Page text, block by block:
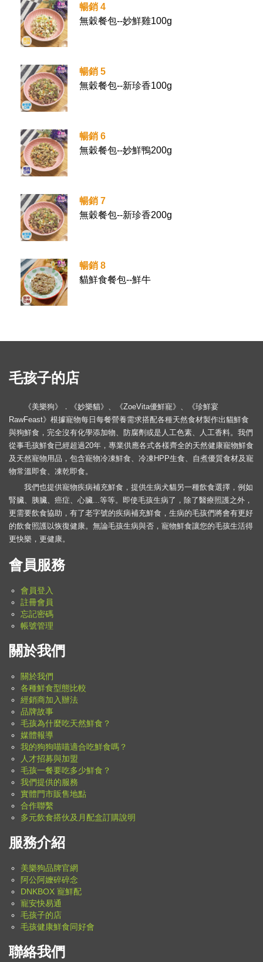
暢銷 4
無穀餐包--妙鮮雞100g
暢銷 5
無穀餐包--新珍香100g
暢銷 6
無穀餐包--妙鮮鴨200g
暢銷 7
無穀餐包--新珍香200g
暢銷 8
貓鮮食餐包--鮮牛
毛孩子的店
《美樂狗》．《妙樂貓》、《ZoeVita優鮮寵》、《珍鮮宴
RawFeast》根據寵物每日每餐營養需求搭配各種天然食材製作出貓鮮食
與狗鮮食，完全沒有化學添加物、防腐劑或是人工色素、人工香料。我們
從事毛孩鮮食已經超過20年，專業供應各式各樣齊全的天然健康寵物鮮食
及天然寵物用品，包含寵物冷凍鮮食、冷凍HPP生食、自煮優質食材及寵
物常溫即食、凍乾即食。
我們也提供寵物疾病補充鮮食，提供生病犬貓另一種飲食選擇，例如
腎臟、胰臟、癌症、心臟...等等。即使毛孩生病了，除了醫療照護之外，
更需要飲食協助，有了老字號的疾病補充鮮食，生病的毛孩們將會有更好
的飲食照護以恢復健康。無論毛孩生病與否，寵物鮮食讓您的毛孩生活得
更快樂，更健康。
會員服務
會員登入
註冊會員
忘記密碼
帳號管理
關於我們
關於我們
各種鮮食型態比較
經銷商加入辦法
品牌故事
毛孩為什麼吃天然鮮食？
媒體報導
我的狗狗喵喵適合吃鮮食嗎？
人才招募與加盟
毛孩一餐要吃多少鮮食？
我們提供的服務
實體門市販售地點
合作聯繫
多元飲食搭伙及月配盒訂購說明
服務介紹
美樂狗品牌官網
阿公阿嬤碎碎念
DNKBOX 寵鮮配
寵安快易通
毛孩子的店
毛孩健康鮮食同好會
聯絡我們